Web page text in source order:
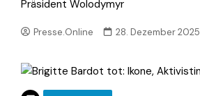
Präsident Wolodymyr
Presse.Online 28. Dezember 2025